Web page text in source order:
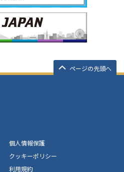
ページの先頭へ
個人情報保護
クッキーポリシー
利用規約